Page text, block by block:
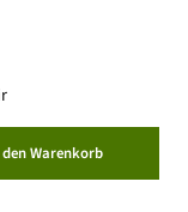
Warenkorb